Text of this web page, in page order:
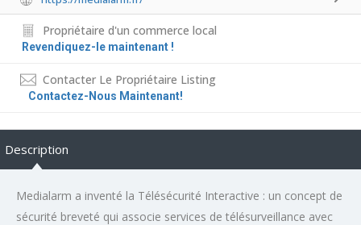
Propriétaire d'un commerce local
Revendiquez-le maintenant !
Contacter Le Propriétaire Listing
Contactez-Nous Maintenant!
Description
Medialarm a inventé la Télésécurité Interactive : un concept de
sécurité breveté qui associe services de télésurveillance avec